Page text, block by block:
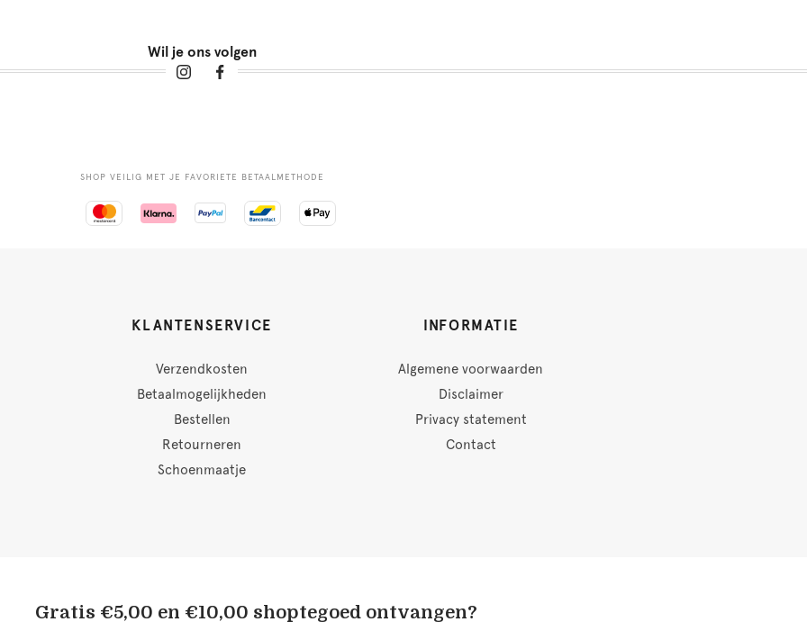
Wil je ons volgen
SHOP VEILIG MET JE FAVORIETE BETAALMETHODE
KLANTENSERVICE
Verzendkosten
Betaalmogelijkheden
Bestellen
Retourneren
Schoenmaatje
INFORMATIE
Algemene voorwaarden
Disclaimer
Privacy statement
Contact
Gratis €5,00 en €10,00 shoptegoed ontvangen?